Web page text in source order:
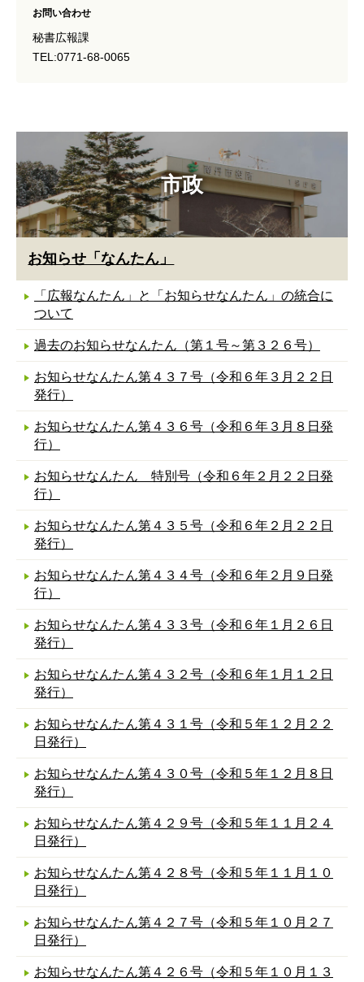
市政
お知らせ「なんたん」
「広報なんたん」と「お知らせなんたん」の統合に
ついて
過去のお知らせなんたん（第１号～第３２６号）
お知らせなんたん第４３７号（令和６年３月２２日
発行）
お知らせなんたん第４３６号（令和６年３月８日発
行）
お知らせなんたん 特別号（令和６年２月２２日発
行）
お知らせなんたん第４３５号（令和６年２月２２日
発行）
お知らせなんたん第４３４号（令和６年２月９日発
行）
お知らせなんたん第４３３号（令和６年１月２６日
発行）
お知らせなんたん第４３２号（令和６年１月１２日
発行）
お知らせなんたん第４３１号（令和５年１２月２２
日発行）
お知らせなんたん第４３０号（令和５年１２月８日
発行）
お知らせなんたん第４２９号（令和５年１１月２４
日発行）
お知らせなんたん第４２８号（令和５年１１月１０
日発行）
お知らせなんたん第４２７号（令和５年１０月２７
日発行）
お知らせなんたん第４２６号（令和５年１０月１３
お問い合わせ
秘書広報課
TEL:0771-68-0065